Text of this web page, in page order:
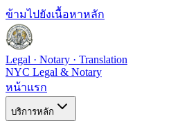
ข้ามไปยังเนื้อหาหลัก
Legal · Notary · Translation
NYC Legal & Notary
หน้าแรก
บริการหลัก